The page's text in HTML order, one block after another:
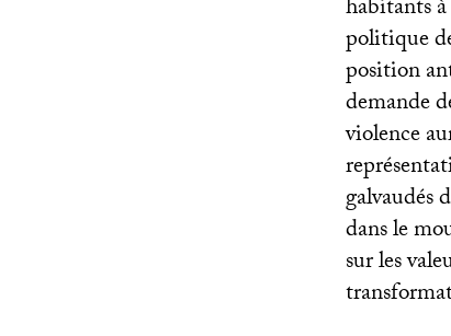
habitants
politique
position
demande
violence
galvaudés
dans le
sur les